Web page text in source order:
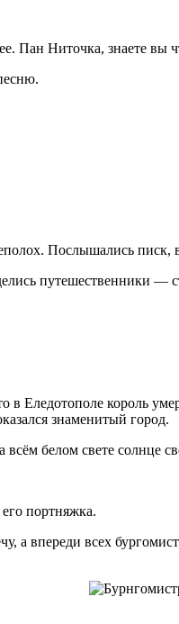
Пан Ниточка, знаете вы
Послышались писк,
путешественники —
Еледотополе король
знаменитый город.
белом свете солнце
портняжка.
а впереди всех